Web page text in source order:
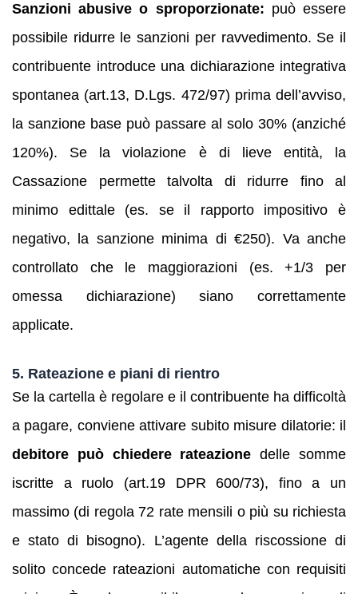
Sanzioni abusive o sproporzionate: può essere
possibile ridurre le sanzioni per ravvedimento. Se il
contribuente introduce una dichiarazione integrativa
spontanea (art.13, D.Lgs. 472/97) prima dell’avviso,
la sanzione base può passare al solo 30% (anziché
120%). Se la violazione è di lieve entità, la
Cassazione permette talvolta di ridurre fino al
minimo edittale (es. se il rapporto impositivo è
negativo, la sanzione minima di €250). Va anche
controllato che le maggiorazioni (es. +1/3 per
omessa dichiarazione) siano correttamente
applicate.
5. Rateazione e piani di rientro
Se la cartella è regolare e il contribuente ha difficoltà
a pagare, conviene attivare subito misure dilatorie: il
debitore può chiedere rateazione delle somme
iscritte a ruolo (art.19 DPR 600/73), fino a un
massimo (di regola 72 rate mensili o più su richiesta
e stato di bisogno). L’agente della riscossione di
solito concede rateazioni automatiche con requisiti